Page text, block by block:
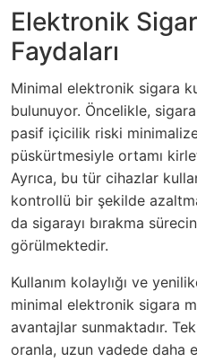
Elektronik
Faydaları
Minimal elektronik sigara
bulunuyor. Öncelikle,
pasif içicilik riski minimalize
püskürtmesiyle ortamı
Ayrıca, bu tür cihazlar
kontrollü bir şekilde
da sigarayı bırakma
görülmektedir.
Kullanım kolaylığı ve
minimal elektronik sigara
avantajlar sunmaktadır.
oranla, uzun vadede daha